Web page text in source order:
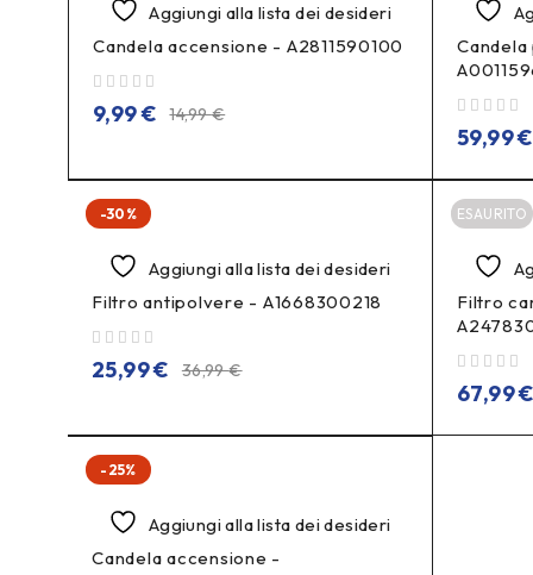
Aggiungi alla lista dei desideri
Candela accensione - A2811590100
14,99€
9,99€
59,99€
-30%
Aggiungi alla lista dei desideri
Filtro antipolvere - A1668300218
36,99€
25,99€
ESAURITO
Filtro
67,99
-25%
Aggiungi alla lista dei desideri
Candela accensione -